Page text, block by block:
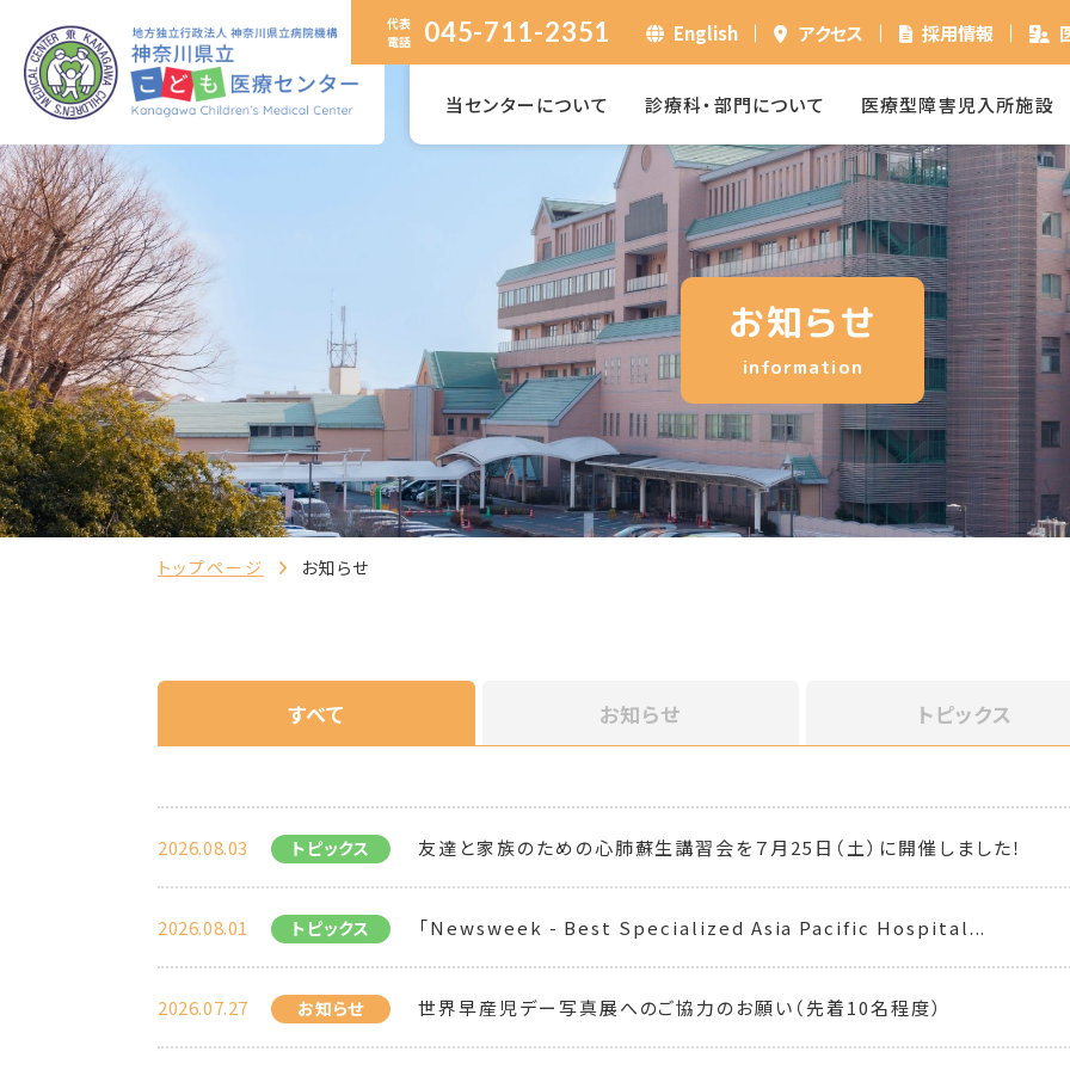
代表
電話
045-711-2351 English アクセス 採用情報
当センターについて 診療科・部門について 医療型障害児入所施設
お知らせ
information
トップページ お知らせ
すべて お知らせ トピックス
2026.08.03 トピックス 友達と家族のための心肺蘇生講習会を７月25日（土）に開催しました！
2026.08.01 トピックス 「Newsweek - Best Specialized Asia Pacific Hospital...
2026.07.27 お知らせ 世界早産児デー写真展へのご協力のお願い（先着10名程度）